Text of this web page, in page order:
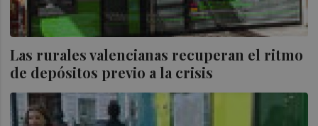
Las rurales valencianas recuperan el ritmo
de depósitos previo a la crisis